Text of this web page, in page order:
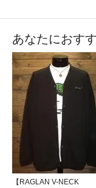
あなたにおす
【RAGLAN V-NECK